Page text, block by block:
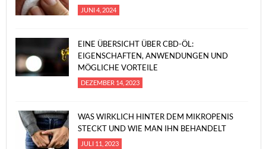
JUNI 4, 2024
EINE ÜBERSICHT ÜBER CBD-ÖL:
EIGENSCHAFTEN, ANWENDUNGEN UND
MÖGLICHE VORTEILE
DEZEMBER 14, 2023
WAS WIRKLICH HINTER DEM MIKROPENIS
STECKT UND WIE MAN IHN BEHANDELT
JULI 11, 2023